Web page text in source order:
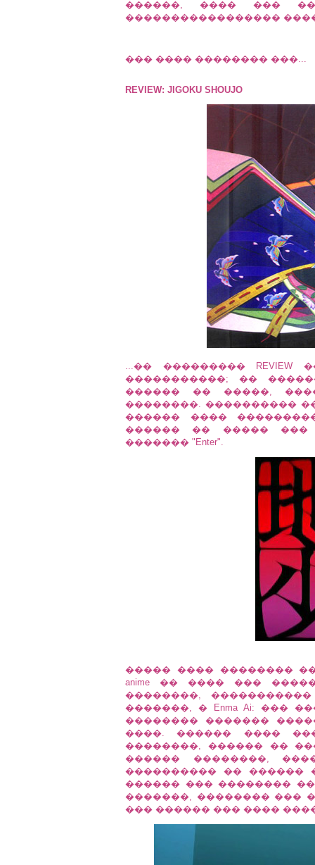
������, ���� ���
�����������������
��� ���� �������� ���...
REVIEW: JIGOKU SHOUJO
...�� ��������� REVIEW
�����������; ��
������ �� �����,
��������. ����������
������ ���� ����������
������ �� ����� ���
������� "Enter".
����� ���� �������� ��
anime �� ���� ���
��������,
�������, � Enma Ai: ���
�������� �������
����. ������ ����
��������, ������ ��
������ ��������,
���������� �� ������
������ ��� �������� ��
�������, �������� ���
��� ������ ��� ����